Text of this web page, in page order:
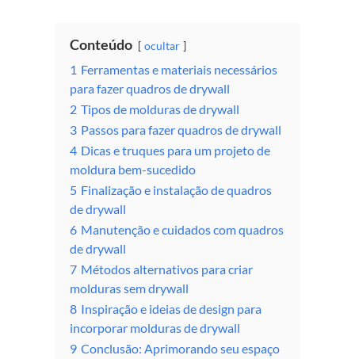
Conteúdo ocultar
1 Ferramentas e materiais necessários
para fazer quadros de drywall
2 Tipos de molduras de drywall
3 Passos para fazer quadros de drywall
4 Dicas e truques para um projeto de
moldura bem-sucedido
5 Finalização e instalação de quadros
de drywall
6 Manutenção e cuidados com quadros
de drywall
7 Métodos alternativos para criar
molduras sem drywall
8 Inspiração e ideias de design para
incorporar molduras de drywall
9 Conclusão: Aprimorando seu espaço